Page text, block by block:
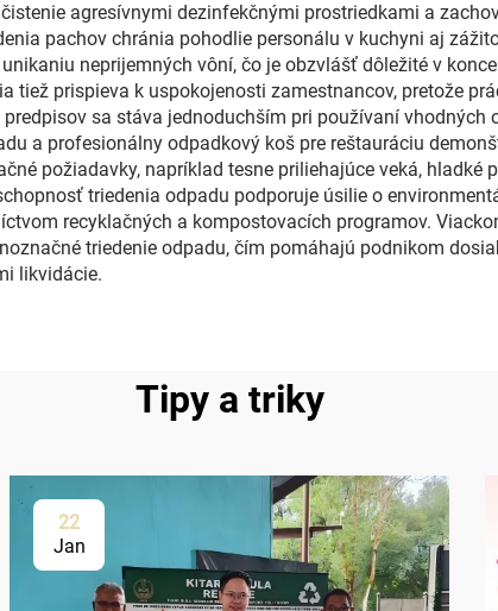
agresívnymi dezinfekčnými prostriedkami a
pachov chránia pohodlie personálu v kuchyni aj
neprijemných vôní, čo je obzvlášť dôležité v
tiež prispieva k uspokojenosti zamestnancov, pretože
sa stáva jednoduchším pri používaní vhodných
a profesionálny odpadkový koš pre reštauráciu
požiadavky, napríklad tesne priliehajúce veká, hladké
triedenia odpadu podporuje úsilie o
recyklačných a kompostovacích programov.
triedenie odpadu, čím pomáhajú podnikom
likvidácie.
Tipy a triky
22
Jan